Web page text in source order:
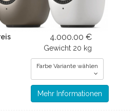
4.000.00 €
Gewicht 20 kg
Farbe Variante wählen
Mehr Informationen